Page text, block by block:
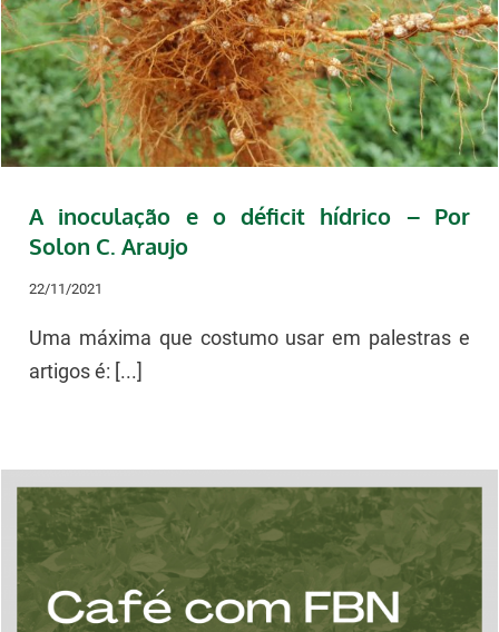
A inoculação e o déficit hídrico – Por
Solon C. Araujo
22/11/2021
Uma máxima que costumo usar em palestras e
artigos é: [...]